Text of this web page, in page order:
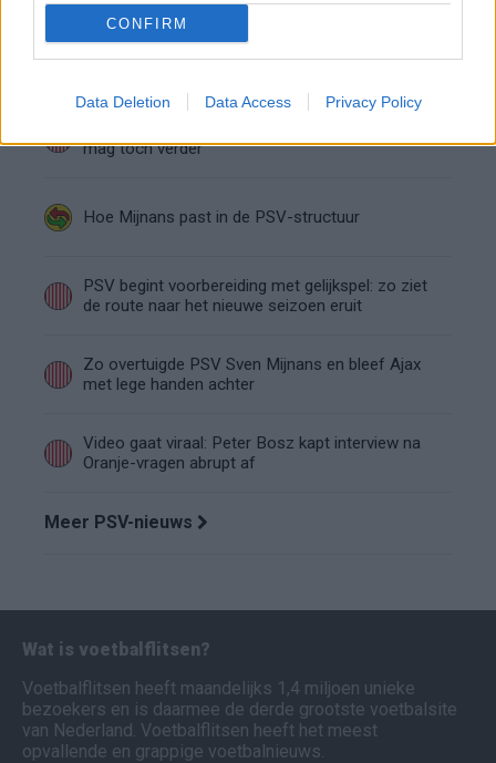
CONFIRM
Data Deletion Data Access Privacy Policy
Joey Veerman verkoopt woning in Eindhoven
mag tóch verder
Hoe Mijnans past in de PSV-structuur
PSV begint voorbereiding met gelijkspel: zo ziet
de route naar het nieuwe seizoen eruit
Zo overtuigde PSV Sven Mijnans en bleef Ajax
met lege handen achter
Video gaat viraal: Peter Bosz kapt interview na
Oranje-vragen abrupt af
Meer PSV-nieuws
Wat is voetbalflitsen?
Voetbalflitsen heeft maandelijks 1,4 miljoen unieke
bezoekers en is daarmee de derde grootste voetbalsite
van Nederland. Voetbalflitsen heeft het meest
opvallende en grappige voetbalnieuws.